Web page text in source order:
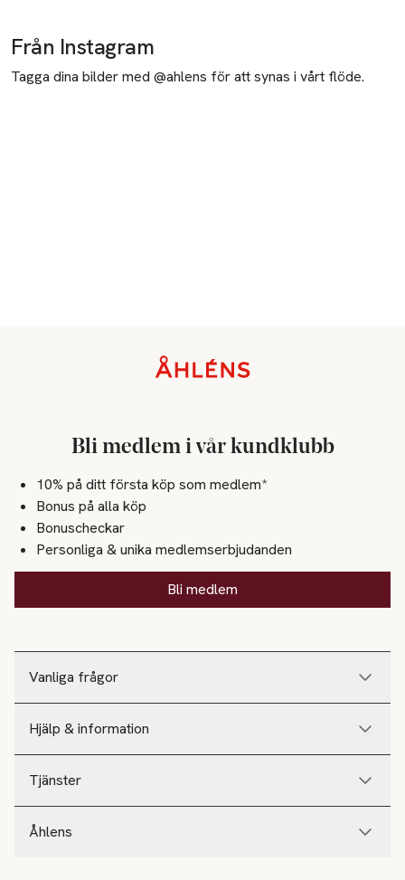
Från Instagram
Tagga dina bilder med @ahlens för att synas i vårt flöde.
Vanliga frågor
Hjälp & information
Tjänster
Åhlens
Bli medlem i vår kundklubb
10% på ditt första köp som medlem*
Bonus på alla köp
Bonuscheckar
Personliga & unika medlemserbjudanden
Bli medlem